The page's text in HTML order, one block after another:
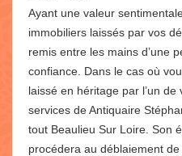
Ayant une valeur
immobiliers laissés par vos
remis entre les mains d’une
confiance. Dans le cas où
laissé en héritage par l’un
services de Antiquaire
tout Beaulieu Sur Loire. Son
procédera au déblaiement